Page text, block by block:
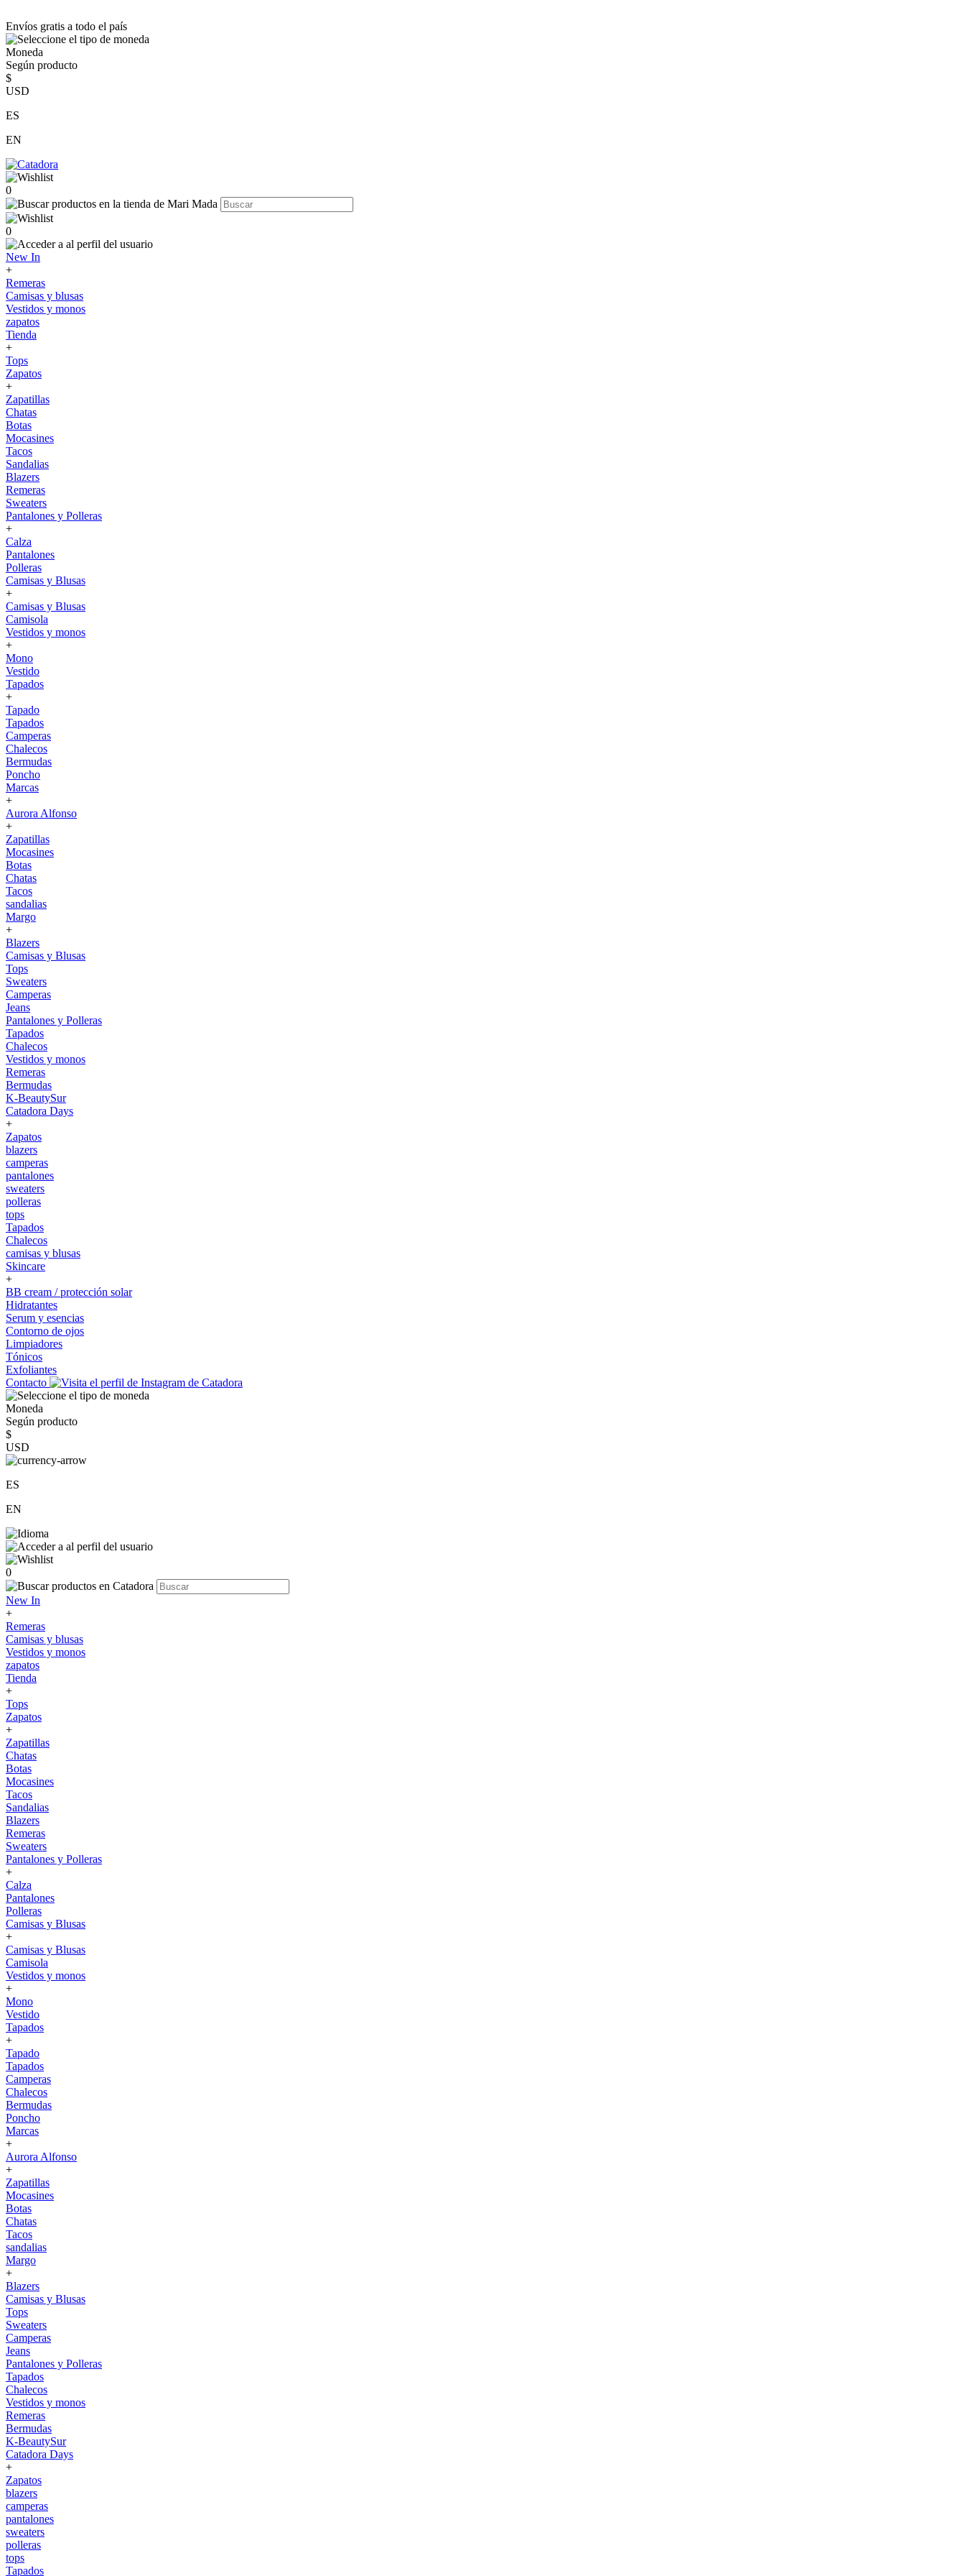
Envíos gratis a todo el país
Moneda
Según producto
$
USD
ES
EN
0
0
New In
+
Remeras
Camisas y blusas
Vestidos y monos
zapatos
Tienda
+
Tops
Zapatos
+
Zapatillas
Chatas
Botas
Mocasines
Tacos
Sandalias
Blazers
Remeras
Sweaters
Pantalones y Polleras
+
Calza
Pantalones
Polleras
Camisas y Blusas
+
Camisas y Blusas
Camisola
Vestidos y monos
+
Mono
Vestido
Tapados
+
Tapado
Tapados
Camperas
Chalecos
Bermudas
Poncho
Marcas
+
Aurora Alfonso
+
Zapatillas
Mocasines
Botas
Chatas
Tacos
sandalias
Margo
+
Blazers
Camisas y Blusas
Tops
Sweaters
Camperas
Jeans
Pantalones y Polleras
Tapados
Chalecos
Vestidos y monos
Remeras
Bermudas
K-BeautySur
Catadora Days
+
Zapatos
blazers
camperas
pantalones
sweaters
polleras
tops
Tapados
Chalecos
camisas y blusas
Skincare
+
BB cream / protección solar
Hidratantes
Serum y esencias
Contorno de ojos
Limpiadores
Tónicos
Exfoliantes
Contacto
Moneda
Según producto
$
USD
ES
EN
0
New In
+
Remeras
Camisas y blusas
Vestidos y monos
zapatos
Tienda
+
Tops
Zapatos
+
Zapatillas
Chatas
Botas
Mocasines
Tacos
Sandalias
Blazers
Remeras
Sweaters
Pantalones y Polleras
+
Calza
Pantalones
Polleras
Camisas y Blusas
+
Camisas y Blusas
Camisola
Vestidos y monos
+
Mono
Vestido
Tapados
+
Tapado
Tapados
Camperas
Chalecos
Bermudas
Poncho
Marcas
+
Aurora Alfonso
+
Zapatillas
Mocasines
Botas
Chatas
Tacos
sandalias
Margo
+
Blazers
Camisas y Blusas
Tops
Sweaters
Camperas
Jeans
Pantalones y Polleras
Tapados
Chalecos
Vestidos y monos
Remeras
Bermudas
K-BeautySur
Catadora Days
+
Zapatos
blazers
camperas
pantalones
sweaters
polleras
tops
Tapados